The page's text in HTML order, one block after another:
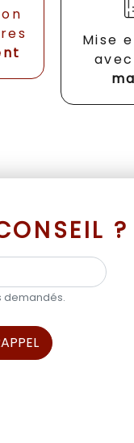
Mise
avec
?
demandés.
DES